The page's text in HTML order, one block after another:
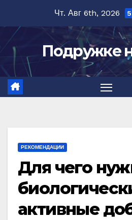
содержимому
Чт. Авг 6th, 2026
Подружке
РЕКОМЕНДАЦИИ
Для чего
активные